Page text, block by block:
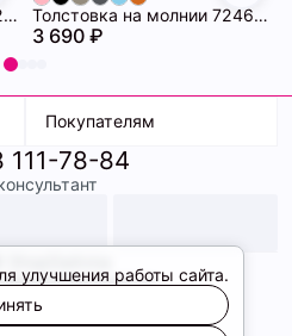
Очки фотохромные 72463296\20 Толстовка на молнии 72463280\474
3 690 ₽
Покупателям
Доставка
Условия оплаты
Образы
111-78-84
cookie
улучшения работы сайта.